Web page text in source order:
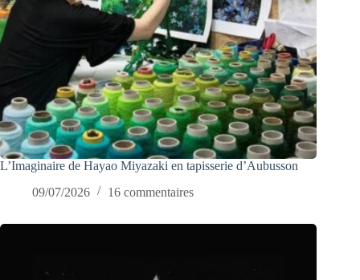
L’Imaginaire de Hayao Miyazaki en tapisserie d’Aubusson
09/07/2026
16 commentaires